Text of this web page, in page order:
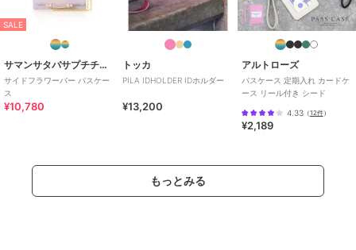
SALE
サマンサタバサプチチョイス
サイドフラワーバー パスケー
ス
¥10,780
トッカ
PILA IDHOLDER IDホルダー
¥13,200
アルトローズ
パスケース 定期入れ カードケ
ース リール付き シード
4.33（12件）
¥2,189
もっとみる